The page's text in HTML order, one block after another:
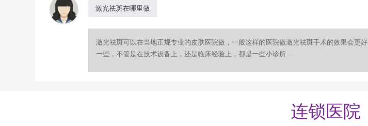
激光祛斑在哪里做
激光祛斑可以在当地正规专业的皮肤医院做，一般这样的医院做激光祛斑手术的效果会更好
一些，不管是在技术设备上，还是临床经验上，都是一些小诊所...
连锁医院